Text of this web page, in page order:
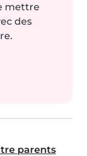
mettre
des
parents